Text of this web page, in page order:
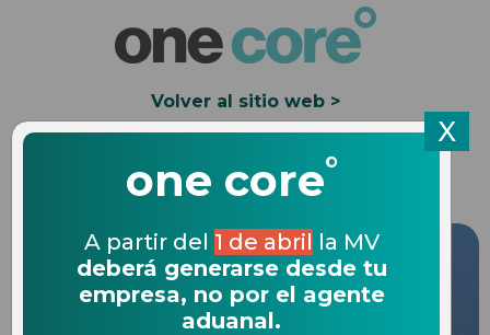
Volver al sitio web >
Solicita una Demo
X
one core°
A partir del 1 de abril la MV
deberá generarse desde tu
empresa, no por el agente
aduanal.